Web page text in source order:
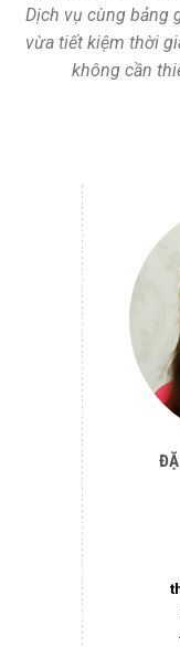
Dịch vụ cùng bảng
vừa tiết kiệm thời
không cần